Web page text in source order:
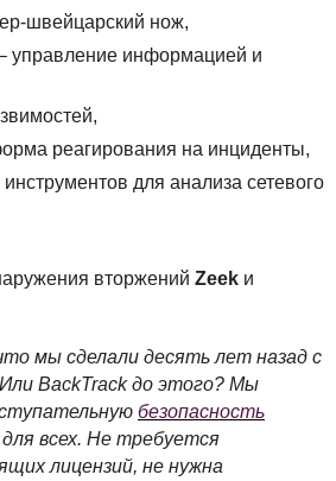
швейцарский нож,
управление информацией и
реагирования на инциденты,
для анализа сетевого
вторжений Zeek и
мы сделали десять лет назад с
BackTrack до этого? Мы
безопасность
всех. Не требуется
лицензий, не нужна